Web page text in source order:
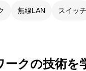
無線LAN スイッチ
クの技術を